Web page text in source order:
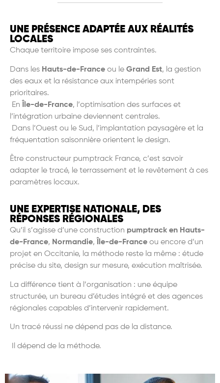
UNE PRÉSENCE ADAPTÉE AUX RÉALITÉS
LOCALES
Chaque territoire impose ses contraintes.
Dans les Hauts-de-France ou le Grand Est, la gestion
des eaux et la résistance aux intempéries sont
prioritaires.
En
Île-de-France, l ’optimisation des surfaces et
’intégration urbaine deviennent centrales.
Dans l ’Ouest ou le Sud, l ’implantation paysagère et la
fréquentation saisonnière orientent le design.
Être constructeur pumptrack France, c’est savoir
adapter le tracé, le terrassement et le revêtement à ces
paramètres locaux.
UNE EXPERTISE NATIONALE, DES
RÉPONSES RÉGIONALES
Qu’il s’agisse d’une construction pumptrack en Hauts-
de-France, Normandie, Île-de-France ou encore d’un
projet en Occitanie, la méthode reste la même : étude
précise du site, design sur mesure, exécution maîtrisée.
La différence tient à l ’organisation : une équipe
structurée, un bureau d’études intégré et des agences
régionales capables d’intervenir rapidement.
Un tracé réussi ne dépend pas de la distance.
Il dépend de la méthode.